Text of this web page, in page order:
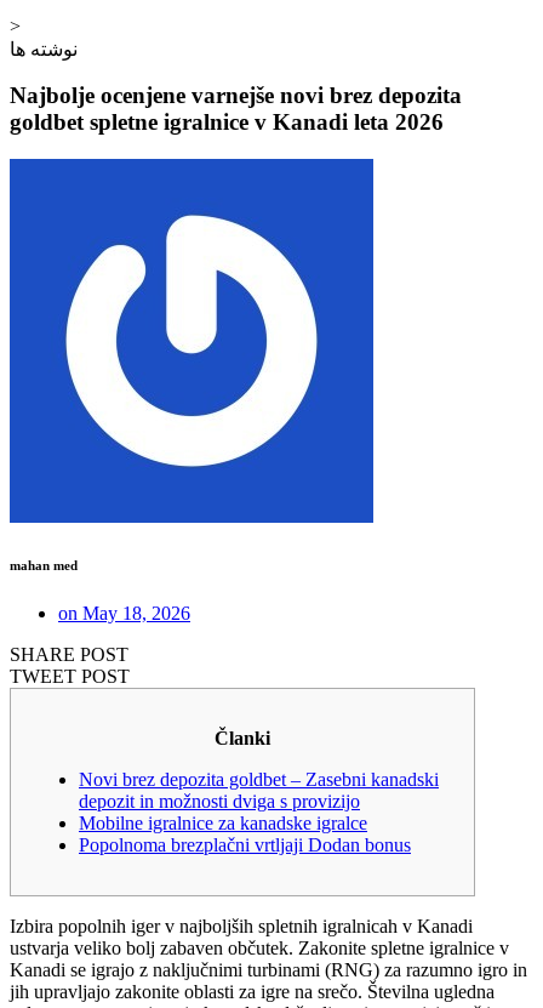
>
نوشته ها
Najbolje ocenjene varnejše novi brez depozita
goldbet spletne igralnice v Kanadi leta 2026
mahan med
on May 18, 2026
SHARE POST
TWEET POST
Članki
Novi brez depozita goldbet – Zasebni kanadski
depozit in možnosti dviga s provizijo
Mobilne igralnice za kanadske igralce
Popolnoma brezplačni vrtljaji Dodan bonus
Izbira popolnih iger v najboljših spletnih igralnicah v Kanadi
ustvarja veliko bolj zabaven občutek. Zakonite spletne igralnice v
Kanadi se igrajo z naključnimi turbinami (RNG) za razumno igro in
jih upravljajo zakonite oblasti za igre na srečo. Številna ugledna